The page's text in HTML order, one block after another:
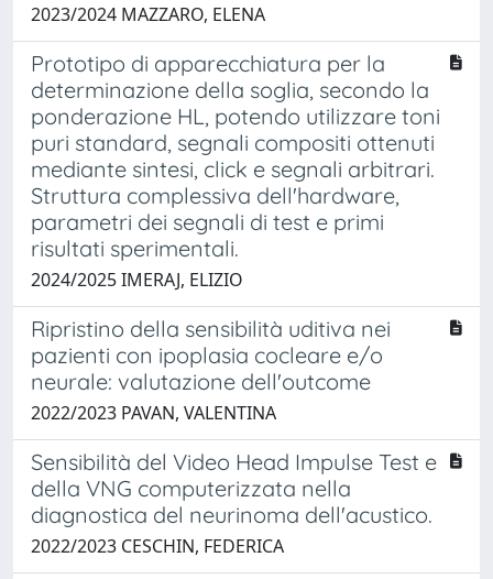
2023/2024 MAZZARO, ELENA
Prototipo di apparecchiatura per la
determinazione della soglia, secondo la
ponderazione HL, potendo utilizzare toni
puri standard, segnali compositi ottenuti
mediante sintesi, click e segnali arbitrari.
Struttura complessiva dell'hardware,
parametri dei segnali di test e primi
risultati sperimentali.
2024/2025 IMERAJ, ELIZIO
Ripristino della sensibilità uditiva nei
pazienti con ipoplasia cocleare e/o
neurale: valutazione dell'outcome
2022/2023 PAVAN, VALENTINA
Sensibilità del Video Head Impulse Test e
della VNG computerizzata nella
diagnostica del neurinoma dell'acustico.
2022/2023 CESCHIN, FEDERICA